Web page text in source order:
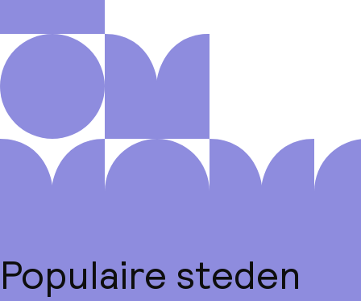
Populaire steden